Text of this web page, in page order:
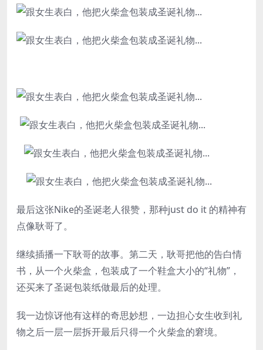
最后这张Nike的圣诞老人很赞，那种just do it 的精神有
点像耿哥了。
继续插播一下耿哥的故事。第二天，耿哥把他的告白情
书，从一个火柴盒，包装成了一个鞋盒大小的“礼物”，
还买来了圣诞包装纸做最后的处理。
我一边惊讶他有这样的奇思妙想，一边担心女生收到礼
物之后一层一层拆开最后只得一个火柴盒的窘境。